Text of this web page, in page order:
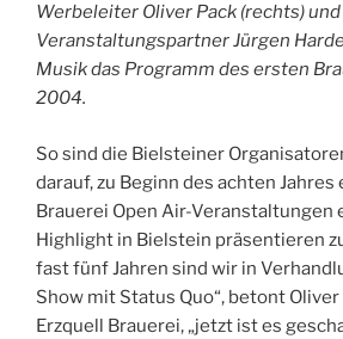
Werbeleiter Oliver Pack (rechts)
Veranstaltungspartner Jürgen
Musik das Programm des ersten
2004.
So sind die Bielsteiner
darauf, zu Beginn des achten
Brauerei Open Air-Veranstaltungen
Highlight in Bielstein präsentieren
fast fünf Jahren sind wir in
Show mit Status Quo“, betont
Erzquell Brauerei, „jetzt ist es